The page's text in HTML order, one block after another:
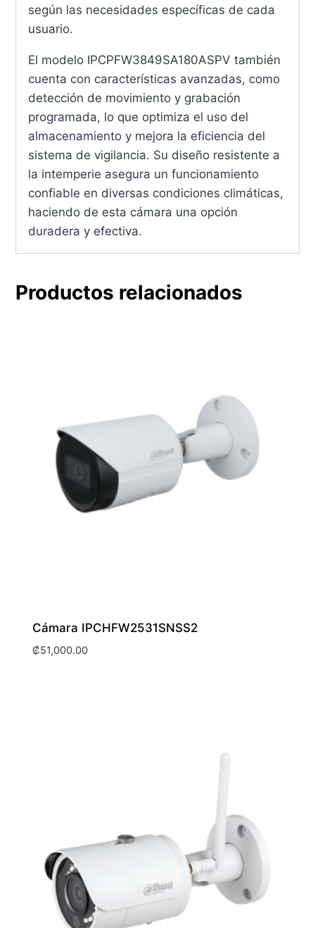
según las necesidades específicas de cada
usuario.
El modelo IPCPFW3849SA180ASPV también
cuenta con características avanzadas, como
detección de movimiento y grabación
programada, lo que optimiza el uso del
almacenamiento y mejora la eficiencia del
sistema de vigilancia. Su diseño resistente a
la intemperie asegura un funcionamiento
confiable en diversas condiciones climáticas,
haciendo de esta cámara una opción
duradera y efectiva.
Productos relacionados
Cámara IPCHFW2531SNSS2
₡51,000.00